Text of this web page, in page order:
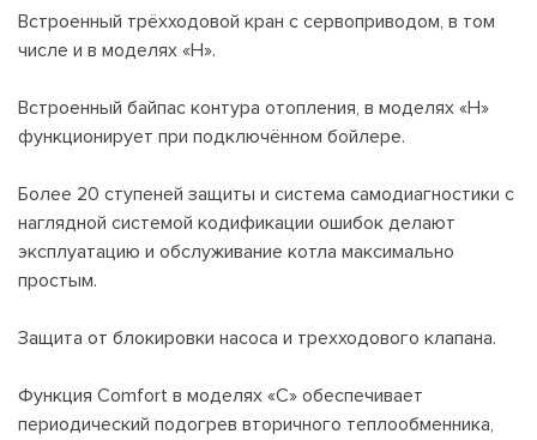
Встроенный трёхходовой кран с сервоприводом, в том
числе и в моделях «Н».
Встроенный байпас контура отопления, в моделях «Н»
функционирует при подключённом бойлере.
Более 20 ступеней защиты и система самодиагностики с
наглядной системой кодификации ошибок делают
эксплуатацию и обслуживание котла максимально
простым.
Защита от блокировки насоса и трехходового клапана.
Функция Comfort в моделях «С» обеспечивает
периодический подогрев вторичного теплообменника,